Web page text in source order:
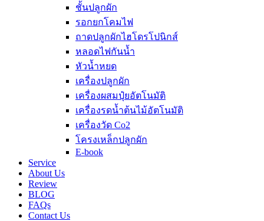
ชั้นปลูกผัก
รอกยกโคมไฟ
ถาดปลูกผักไฮโดรโปนิกส์
หลอดไฟกันน้ำ
หัวน้ำหยด
เครื่องปลูกผัก
เครื่องผสมปุ๋ยอัตโนมัติ
เครื่องรดน้ำต้นไม้อัตโนมัติ
เครื่องวัด Co2
โครงเหล็กปลูกผัก
E-book
Service
About Us
Review
BLOG
FAQs
Contact Us